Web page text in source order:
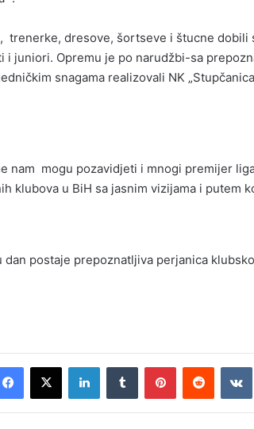
trenerke, dresove, šortseve i štucne dobili
i juniori. Opremu je po narudžbi-sa
snagama realizovali NK
nam mogu pozavidjeti i mnogi premijer
klubova u BiH sa jasnim vizijama i putem
dan postaje prepoznatljiva perjanica
Facebook
X LinkedInTumblr PinterestReddit